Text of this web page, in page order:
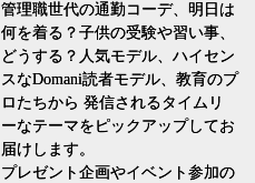
管理職世代の通勤コーデ、明日は
何を着る？子供の受験や習い事、
どうする？人気モデル、ハイセン
スなDomani読者モデル、教育のプ
ロたちから 発信されるタイムリ
ーなテーマをピックアップしてお
届けします。
プレゼント企画やイベント参加の